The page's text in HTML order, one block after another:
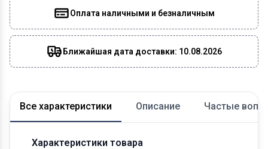
Оплата наличными и безналичным
Ближайшая дата доставки: 10.08.2026
Все характеристики Описание Частые
Характеристики товара